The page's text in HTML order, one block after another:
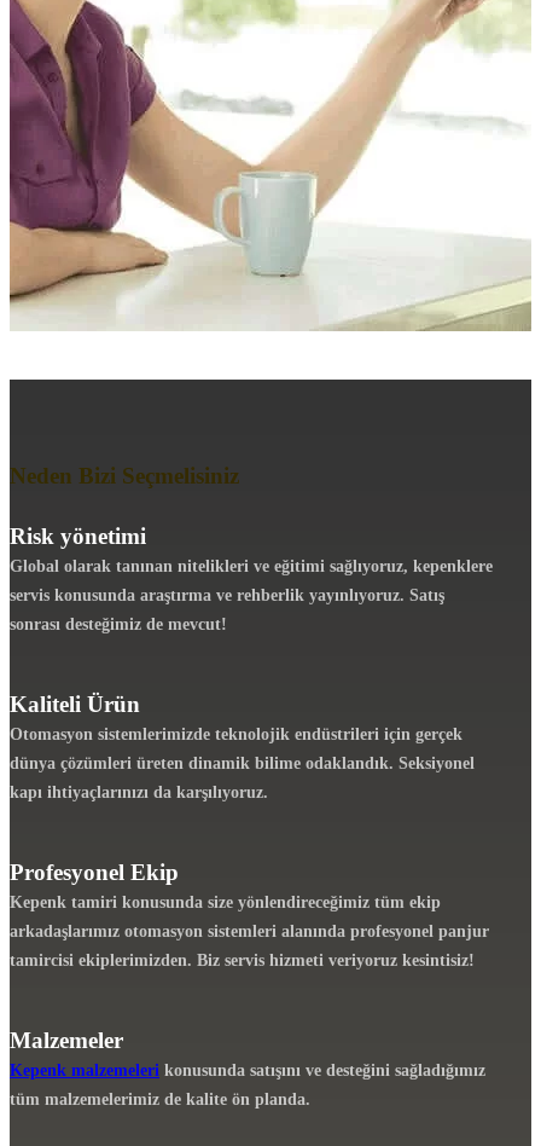
Neden Bizi Seçmelisiniz
Risk yönetimi
Global olarak tanınan nitelikleri ve eğitimi sağlıyoruz, kepenklere
servis konusunda araştırma ve rehberlik yayınlıyoruz. Satış
sonrası desteğimiz de mevcut!
Kaliteli Ürün
Otomasyon sistemlerimizde teknolojik endüstrileri için gerçek
dünya çözümleri üreten dinamik bilime odaklandık. Seksiyonel
kapı ihtiyaçlarınızı da karşılıyoruz.
Profesyonel Ekip
Kepenk tamiri konusunda size yönlendireceğimiz tüm ekip
arkadaşlarımız otomasyon sistemleri alanında profesyonel panjur
tamircisi ekiplerimizden. Biz servis hizmeti veriyoruz kesintisiz!
Malzemeler
Kepenk malzemeleri konusunda satışını ve desteğini sağladığımız
tüm malzemelerimiz de kalite ön planda.